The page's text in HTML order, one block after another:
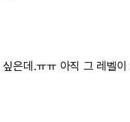
싶은데.ㅠㅠ 아직 그 레벨이